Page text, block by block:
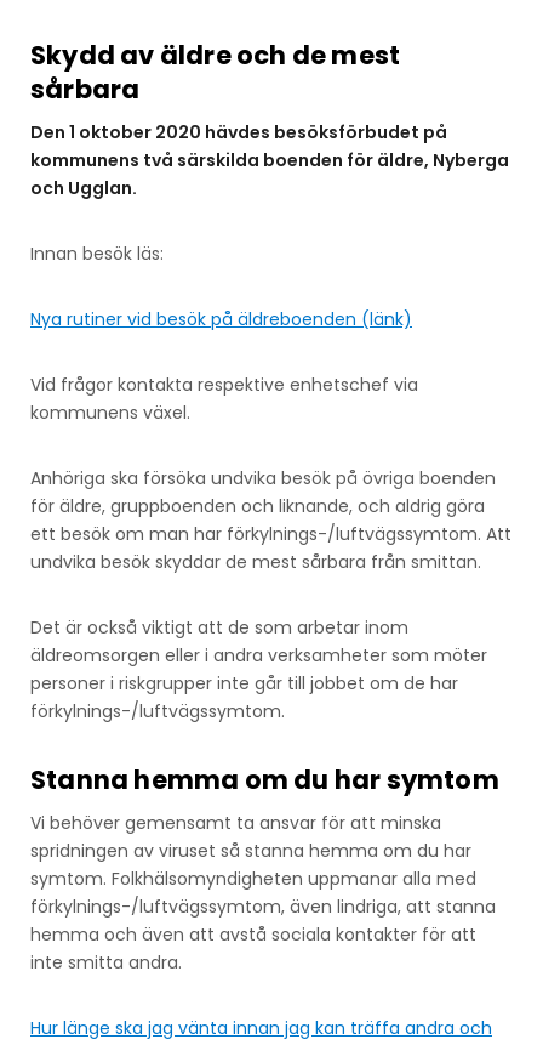
Skydd av äldre och de mest
sårbara
Den 1 oktober 2020 hävdes besöksförbudet på
kommunens två särskilda boenden för äldre, Nyberga
och Ugglan.
Innan besök läs:
Nya rutiner vid besök på äldreboenden (länk)
Vid frågor kontakta respektive enhetschef via
kommunens växel.
Anhöriga ska försöka undvika besök på övriga boenden
för äldre, gruppboenden och liknande, och aldrig göra
ett besök om man har förkylnings-/luftvägssymtom. Att
undvika besök skyddar de mest sårbara från smittan.
Det är också viktigt att de som arbetar inom
äldreomsorgen eller i andra verksamheter som möter
personer i riskgrupper inte går till jobbet om de har
förkylnings-/luftvägssymtom.
Stanna hemma om du har symtom
Vi behöver gemensamt ta ansvar för att minska
spridningen av viruset så stanna hemma om du har
symtom. Folkhälsomyndigheten uppmanar alla med
förkylnings-/luftvägssymtom, även lindriga, att stanna
hemma och även att avstå sociala kontakter för att
inte smitta andra.
Hur länge ska jag vänta innan jag kan träffa andra och